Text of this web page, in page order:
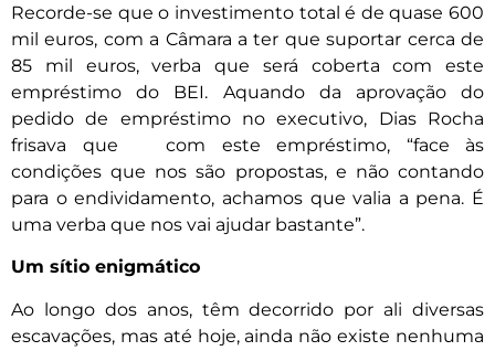
Recorde-se que o investimento total é de quase 600
mil euros, com a Câmara a ter que suportar cerca de
85 mil euros, verba que será coberta com este
empréstimo do BEI. Aquando da aprovação do
pedido de empréstimo no executivo, Dias Rocha
frisava que com este empréstimo, “face às
condições que nos são propostas, e não contando
para o endividamento, achamos que valia a pena. É
uma verba que nos vai ajudar bastante”.
Um sítio enigmático
Ao longo dos anos, têm decorrido por ali diversas
escavações, mas até hoje, ainda não existe nenhuma